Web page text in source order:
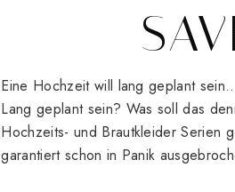
Eine Hochzeit will lang geplant
Lang geplant sein? Was soll das
Hochzeits- und Brautkleider Serien
garantiert schon in Panik